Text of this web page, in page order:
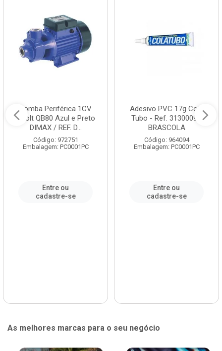
Bomba Periférica 1CV
Bivolt QB80 Azul e Preto
DIMAX / REF. D...
Código: 972751
Embalagem: PC0001PC
Entre ou
cadastre-se
Adesivo PVC 17g Cola
Tubo - Ref. 3130009 -
BRASCOLA
Código: 964094
Embalagem: PC0001PC
Entre ou
cadastre-se
As melhores marcas para o seu negócio